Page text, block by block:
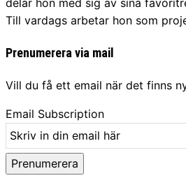
Till vardags arbetar hon som
Prenumerera via mail
Vill du få ett email när det finns
Email Subscription
Prenumerera